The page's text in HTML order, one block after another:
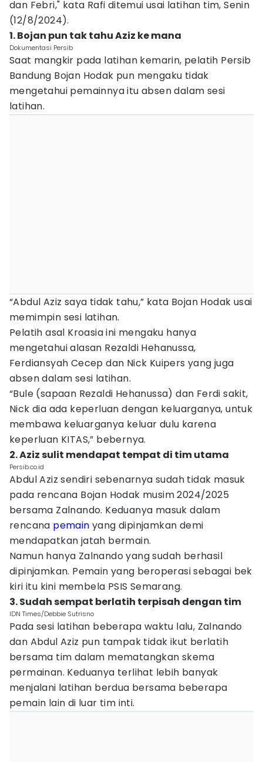
dan Febri," kata Rafi ditemui usai latihan tim, Senin
(12/8/2024).
1. Bojan pun tak tahu Aziz ke mana
Dokumentasi Persib
Saat mangkir pada latihan kemarin, pelatih Persib
Bandung Bojan Hodak pun mengaku tidak
mengetahui pemainnya itu absen dalam sesi
latihan.
“Abdul Aziz saya tidak tahu,” kata Bojan Hodak usai
memimpin sesi latihan.
Pelatih asal Kroasia ini mengaku hanya
mengetahui alasan Rezaldi Hehanussa,
Ferdiansyah Cecep dan Nick Kuipers yang juga
absen dalam sesi latihan.
“Bule (sapaan Rezaldi Hehanussa) dan Ferdi sakit,
Nick dia ada keperluan dengan keluarganya, untuk
membawa keluarganya keluar dulu karena
keperluan KITAS,” bebernya.
2. Aziz sulit mendapat tempat di tim utama
Persib.co.id
Abdul Aziz sendiri sebenarnya sudah tidak masuk
pada rencana Bojan Hodak musim 2024/2025
bersama Zalnando. Keduanya masuk dalam
rencana pemain yang dipinjamkan demi
mendapatkan jatah bermain.
Namun hanya Zalnando yang sudah berhasil
dipinjamkan. Pemain yang beroperasi sebagai bek
kiri itu kini membela PSIS Semarang.
3. Sudah sempat berlatih terpisah dengan tim
IDN Times/Debbie Sutrisno
Pada sesi latihan beberapa waktu lalu, Zalnando
dan Abdul Aziz pun tampak tidak ikut berlatih
bersama tim dalam mematangkan skema
permainan. Keduanya terlihat lebih banyak
menjalani latihan berdua bersama beberapa
pemain lain di luar tim inti.